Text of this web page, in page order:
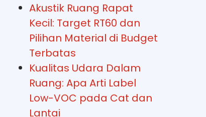
Akustik Ruang Rapat
Kecil: Target RT60 dan
Pilihan Material di Budget
Terbatas
Kualitas Udara Dalam
Ruang: Apa Arti Label
Low-VOC pada Cat dan
Lantai